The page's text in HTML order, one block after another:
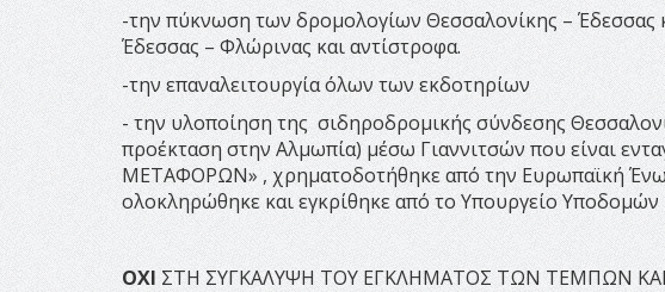
-την πύκνωση των δρομολογίων Θεσσαλονίκης –
Έδεσσας – Φλώρινας και αντίστροφα.
-την επαναλειτουργία όλων των εκδοτηρίων
- την υλοποίηση της σιδηροδρομικής σύνδεσης
προέκταση στην Αλμωπία) μέσω Γιαννιτσών που είναι
ΜΕΤΑΦΟΡΩΝ» , χρηματοδοτήθηκε από την Ευρωπαϊκή
ολοκληρώθηκε και εγκρίθηκε από το Υπουργείο
ΟΧΙ ΣΤΗ ΣΥΓΚΑΛΥΨΗ ΤΟΥ ΕΓΚΛΗΜΑΤΟΣ ΤΩΝ ΤΕΜΠΩΝ